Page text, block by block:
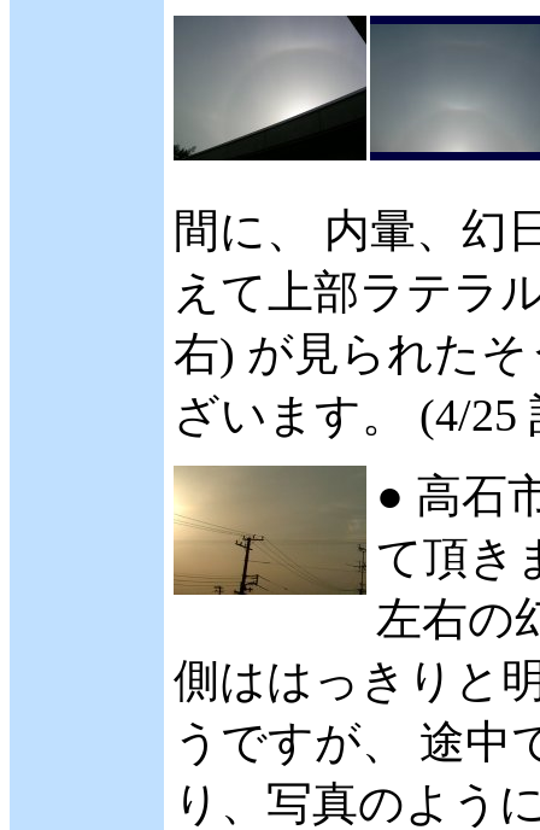
間に、 内暈、幻
えて上部ラテラ
右) が見られた
ざいます。 (4/25
● 高石
て頂き
左右の
側ははっきりと
うですが、 途中
り、写真のよう